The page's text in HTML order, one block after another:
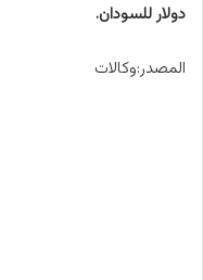
دولار للسودان.
المصدر:وكالات